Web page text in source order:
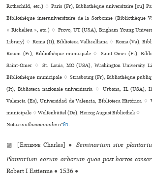
Rothschild, etc.) ♢ Paris (Fr), Bibliothèque uni­ver­si­taire [ou]
Bibliothèque inte­ru­ni­ver­si­taire de la Sorbonne (Bibliothèque
« Richelieu », etc.) ♢ Provo, UT (USA), Brigham Young
Library) ♢ Roma (It), Biblioteca Vallicelliana ♢ Roma (Va),
Rouen (Fr), Bibliothèque muni­ci­pale ♢ Saint-Omer (Fr),
Saint-Omer ♢ St. Louis, MO (USA), Washington University
Bibliothèque muni­ci­pale ♢ Strasbourg (Fr), Bibliothèque
(It), Biblioteca nazio­nale uni­ver­si­ta­ria ♢ Urbana, IL (USA),
Valencia (Es), Universidad de Valencia, Biblioteca Histórica ♢
muni­ci­pale ♢ Wolfenbüttel (De), Herzog August Bibliothek ♢
Noticeanthonominalien°81.
▨ [Estienne Charles] ● Seminarium sive
Plantarium earum arborum quae post hortos
Robert I Estienne ● 1536 ●